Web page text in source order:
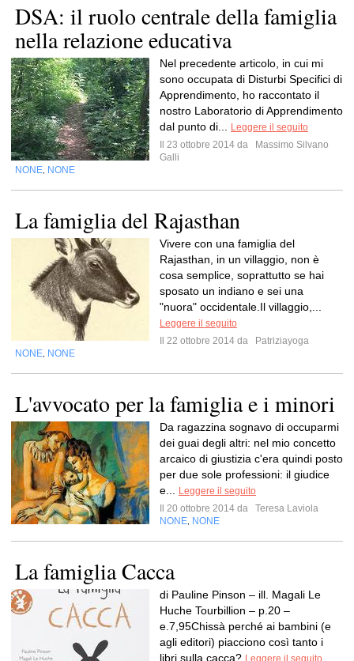
DSA: il ruolo centrale della famiglia
nella relazione educativa
Nel precedente articolo, in cui mi
sono occupata di Disturbi Specifici di
Apprendimento, ho raccontato il
nostro Laboratorio di Apprendimento
dal punto di...
Leggere il seguito
Il 23 ottobre 2014 da
Massimo Silvano
Galli
NONE NONE
La famiglia del Rajasthan
Vivere con una famiglia del
Rajasthan, in un villaggio, non è
cosa semplice, soprattutto se hai
sposato un indiano e sei una
"nuora" occidentale.Il villaggio,...
Leggere il seguito
Il 22 ottobre 2014 da
Patriziayoga
NONE NONE
L'avvocato per la famiglia e i minori
Da ragazzina sognavo di occuparmi
dei guai degli altri: nel mio concetto
arcaico di giustizia c'era quindi posto
per due sole professioni: il giudice
e...
Leggere il seguito
Il 20 ottobre 2014 da
Teresa Laviola
NONE NONE
La famiglia Cacca
di Pauline Pinson – ill. Magali Le
Huche Tourbillion – p.20 –
e.7,95Chissà perché ai bambini (e
agli editori) piacciono così tanto i
libri sulla cacca?
Leggere il seguito